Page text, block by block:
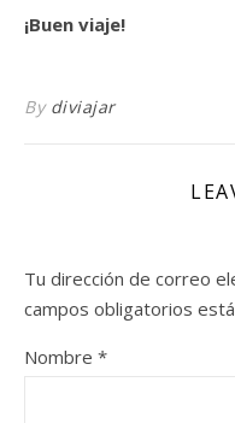
¡Buen viaje!
By diviajar
Tu dirección de correo
campos obligatorios
Nombre *